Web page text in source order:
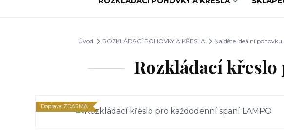
Úvod ROZKLÁDACÍ POHOVKY A KŘESLA Najděte ideální
Rozkládací křeslo
Doprava ZDARMA